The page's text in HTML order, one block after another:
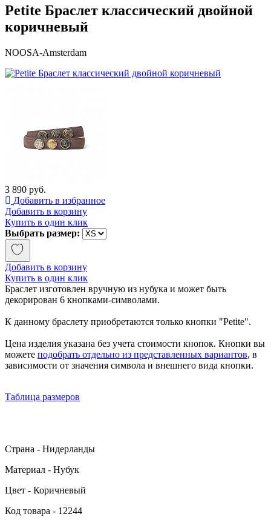
Petite Браслет классический двойной
коричневый
NOOSA-Amsterdam
3 890 руб.
Добавить в избранное
Добавить в корзину
Купить в один клик
Выбрать размер:
Добавить в корзину
Купить в один клик
Браслет изготовлен вручную из нубука и может быть
декорирован 6 кнопками-символами.
К данному браслету приобретаются только кнопки "Petite".
Цена изделия указана без учета стоимости кнопок. Кнопки вы
можете подобрать отдельно из представленных вариантов, в
зависимости от значения символа и внешнего вида кнопки.
Таблица размеров
Страна - Нидерланды
Материал - Нубук
Цвет - Коричневый
Код товара - 12244